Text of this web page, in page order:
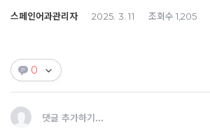
스페인어과관리자 2025. 3. 11 조회수 1,205
0
댓글 추가하기...